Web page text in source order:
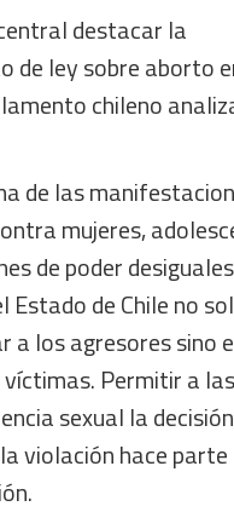
destacar la
de ley sobre aborto
chileno
de las
mujeres,
de poder
de Chile no
a los agresores sino
Permitir a
sexual la
violación hace